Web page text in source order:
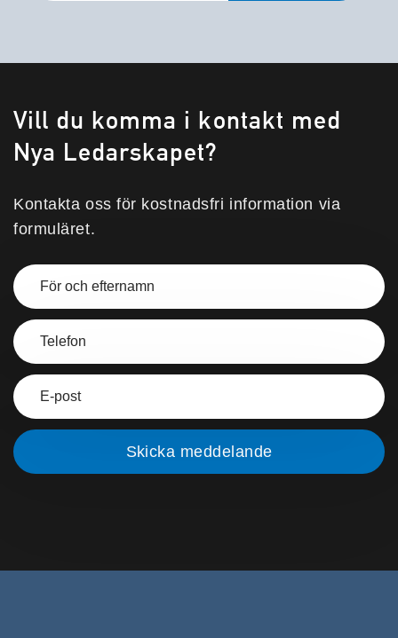
Vill du komma i kontakt med
Nya Ledarskapet?
Kontakta oss för kostnadsfri information via
formuläret.